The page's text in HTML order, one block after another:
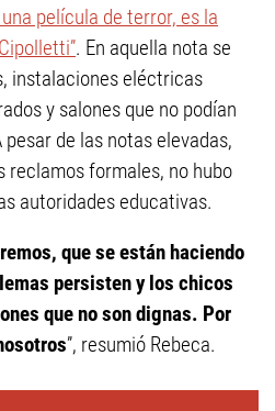
una película de terror, es la
. En aquella nota se
instalaciones eléctricas
y salones que no podían
de las notas elevadas,
reclamos formales, no hubo
autoridades educativas.
que se están haciendo
persisten y los chicos
que no son dignas. Por
”, resumió Rebeca.